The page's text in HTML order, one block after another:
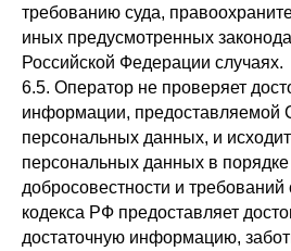
требованию суда,
иных предусмотренных
Российской Федерации случаях.
6.5. Оператор не проверяет
информации, предоставляемой
персональных данных, и исходит
персональных данных в
добросовестности и требований
кодекса РФ предоставляет
достаточную информацию,